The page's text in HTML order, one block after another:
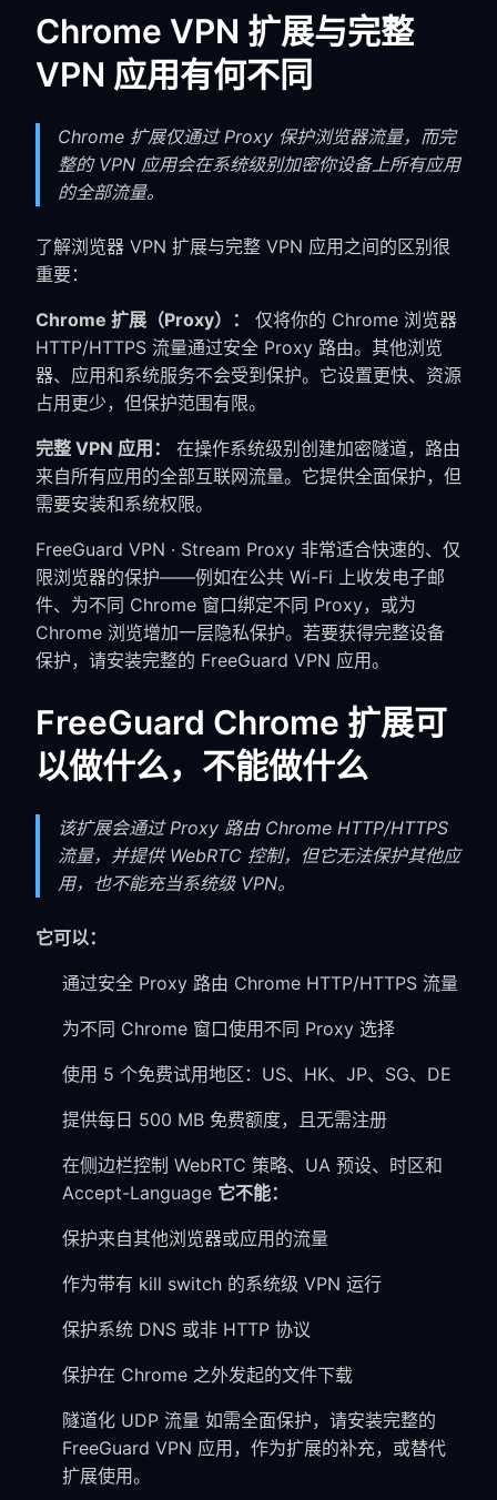
Chrome VPN 扩展与完整
VPN 应用有何不同
Chrome 扩展仅通过 Proxy 保护浏览器流量，而完
整的 VPN 应用会在系统级别加密你设备上所有应用
的全部流量。
了解浏览器 VPN 扩展与完整 VPN 应用之间的区别很
重要：
Chrome 扩展（Proxy）：
仅将你的 Chrome 浏览器
HTTP/HTTPS 流量通过安全 Proxy 路由。其他浏览
器、应用和系统服务不会受到保护。它设置更快、资源
占用更少，但保护范围有限。
完整 VPN 应用：
在操作系统级别创建加密隧道，路由
来自所有应用的全部互联网流量。它提供全面保护，但
需要安装和系统权限。
FreeGuard VPN · Stream Proxy 非常适合快速的、仅
限浏览器的保护——例如在公共 Wi-Fi 上收发电子邮
件、为不同 Chrome 窗口绑定不同 Proxy，或为
Chrome 浏览增加一层隐私保护。若要获得完整设备
保护，请安装完整的 FreeGuard VPN 应用。
FreeGuard Chrome 扩展可
以做什么，不能做什么
该扩展会通过 Proxy 路由 Chrome HTTP/HTTPS
流量，并提供 WebRTC 控制，但它无法保护其他应
用，也不能充当系统级 VPN。
它可以：
通过安全 Proxy 路由 Chrome HTTP/HTTPS 流量
为不同 Chrome 窗口使用不同 Proxy 选择
使用 5 个免费试用地区：US、HK、JP、SG、DE
提供每日 500 MB 免费额度，且无需注册
在侧边栏控制 WebRTC 策略、UA 预设、时区和
Accept-Language 它不能：
保护来自其他浏览器或应用的流量
作为带有 kill switch 的系统级 VPN 运行
保护系统 DNS 或非 HTTP 协议
保护在 Chrome 之外发起的文件下载
隧道化 UDP 流量 如需全面保护，请安装完整的
FreeGuard VPN 应用，作为扩展的补充，或替代
扩展使用。